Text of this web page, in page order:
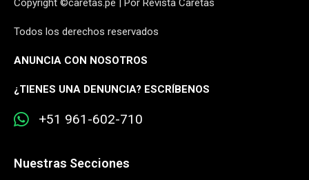
Copyright ©caretas.pe | Por Revista Caretas
Todos los derechos reservados
ANUNCIA CON NOSOTROS
¿TIENES UNA DENUNCIA? ESCRÍBENOS
+51 961-602-710
Nuestras Secciones